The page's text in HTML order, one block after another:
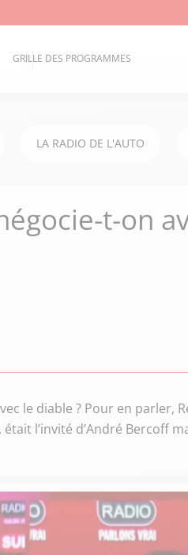
GRILLE DES PROGRAMMES
LA RADIO DE L'AUTO
t-on
le diable ? Pour en parler,
l’invité d’André Bercoff